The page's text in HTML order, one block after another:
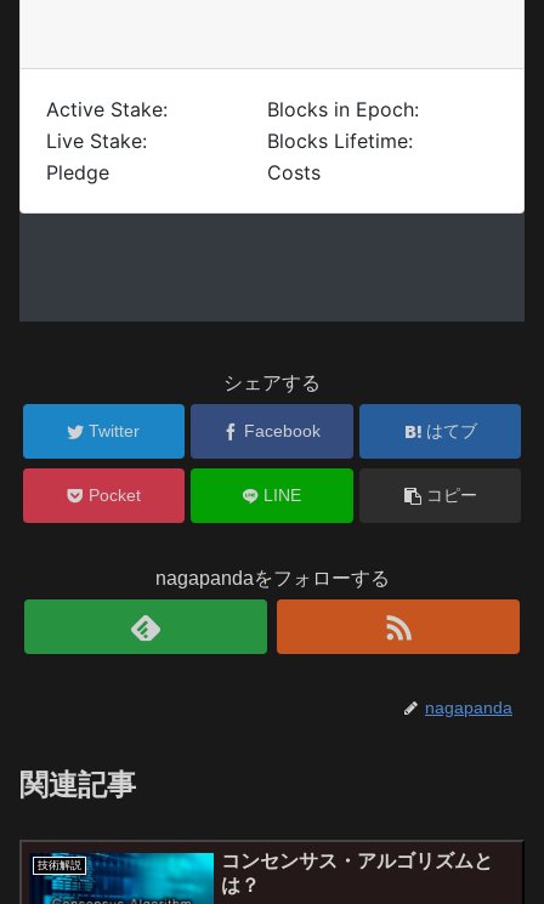
シェアする
Twitter Facebook はてブ
Pocket LINE コピー
nagapandaをフォローする
nagapanda
関連記事
技術解説
コンセンサス・アルゴリズムと
は？